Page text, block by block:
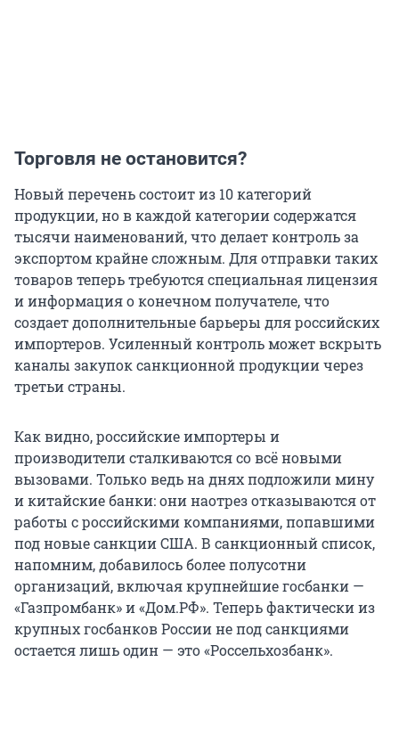
Торговля не остановится?
Новый перечень состоит из 10 категорий
продукции, но в каждой категории содержатся
тысячи наименований, что делает контроль за
экспортом крайне сложным. Для отправки таких
товаров теперь требуются специальная лицензия
и информация о конечном получателе, что
создает дополнительные барьеры для российских
импортеров. Усиленный контроль может вскрыть
каналы закупок санкционной продукции через
третьи страны.
Как видно, российские импортеры и
производители сталкиваются со всё новыми
вызовами. Только ведь на днях подложили мину
и китайские банки: они наотрез отказываются от
работы с российскими компаниями, попавшими
под новые санкции США. В санкционный список,
напомним, добавилось более полусотни
организаций, включая крупнейшие госбанки —
«Газпромбанк» и «Дом.РФ». Теперь фактически из
крупных госбанков России не под санкциями
остается лишь один — это «Россельхозбанк».